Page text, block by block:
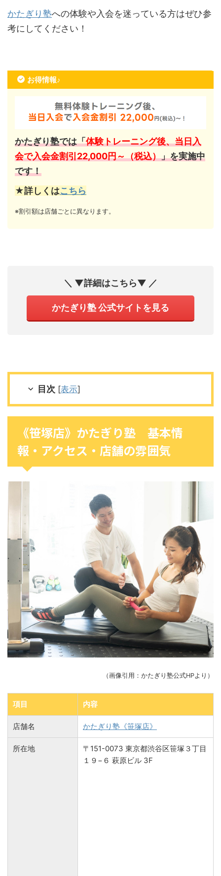
かたぎり塾への体験や入会を迷っている方はぜひ参
考にしてください！
お得情報♪
かたぎり塾では「体験トレーニング後、当日入
会で入会金割引22,000円～（税込）」を実施中
です！
★詳しくはこちら
※割引額は店舗ごとに異なります。
＼ ▼詳細はこちら▼ ／
かたぎり塾 公式サイトを見る
目次 [表示]
《笹塚店》かたぎり塾 基本情
報・アクセス・店舗の雰囲気
（画像引用：かたぎり塾公式HPより）
項目 内容
店舗名 かたぎり塾《笹塚店》
所在地
〒151-0073 東京都渋谷区笹塚３丁目
１９−６ 萩原ビル 3F